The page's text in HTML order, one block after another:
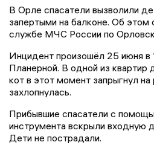
В Орле спасатели вызволили
запертыми на балконе. Об
службе МЧС России по
Инцидент произошёл 25 июня в
Планерной. В одной из квартир
кот в этот момент запрыгнул на
захлопнулась.
Прибывшие спасатели с
инструмента вскрыли входную
Дети не пострадали.